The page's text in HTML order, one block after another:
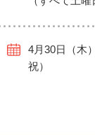
4月30日（木
祝）